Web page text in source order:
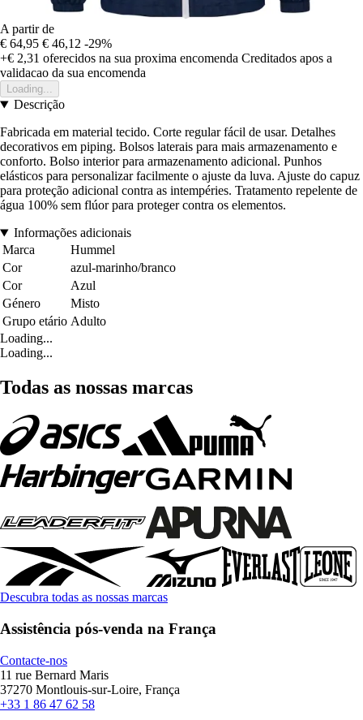
A partir de
€ 64,95 € 46,12 -29%
+€ 2,31 oferecidos na sua proxima encomenda Creditados apos a
validacao da sua encomenda
Loading...
Descrição
Fabricada em material tecido. Corte regular fácil de usar. Detalhes
decorativos em piping. Bolsos laterais para mais armazenamento e
conforto. Bolso interior para armazenamento adicional. Punhos
elásticos para personalizar facilmente o ajuste da luva. Ajuste do capuz
para proteção adicional contra as intempéries. Tratamento repelente de
água 100% sem flúor para proteger contra os elementos.
Informações adicionais
Marca
Hummel
Cor
azul-marinho/branco
Cor
Azul
Género
Misto
Grupo etário Adulto
Loading...
Loading...
Todas as nossas marcas
Descubra todas as nossas marcas
Assistência pós-venda na França
Contacte-nos
11 rue Bernard Maris
37270 Montlouis-sur-Loire, França
+33 1 86 47 62 58